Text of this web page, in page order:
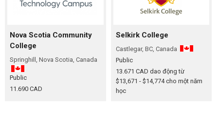
Nova Scotia Community
College
Springhill, Nova Scotia, Canada
Public
11.690 CAD
Selkirk College
Castlegar, BC, Canada
Public
13.671 CAD dao động từ
$13,671 - $14,774 cho một năm
học